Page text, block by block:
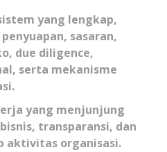
yang lengkap,
sasaran,
due diligence,
serta mekanisme
yang menjunjung
transparansi, dan
aktivitas organisasi.